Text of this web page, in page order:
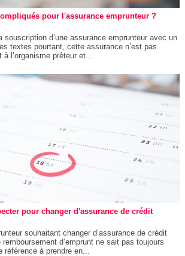
pour l'assurance emprunteur ?
souscription d’une assurance emprunteur avec un
textes pourtant, cette assurance n’est pas
l’organisme prêteur et...
pour changer d'assurance de crédit
souhaitant changer d’assurance de crédit
d’emprunt ne sait pas toujours
à prendre en...